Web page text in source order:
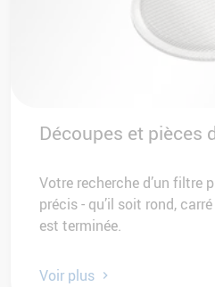
Découpes et pièces
Votre recherche d’un filtre
précis - qu’il soit rond,
est terminée.
Voir plus